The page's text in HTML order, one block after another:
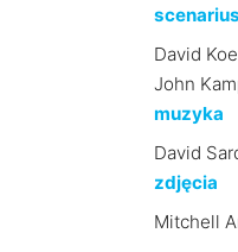
David
John
muzyka
David
zdjęcia
Mitchell